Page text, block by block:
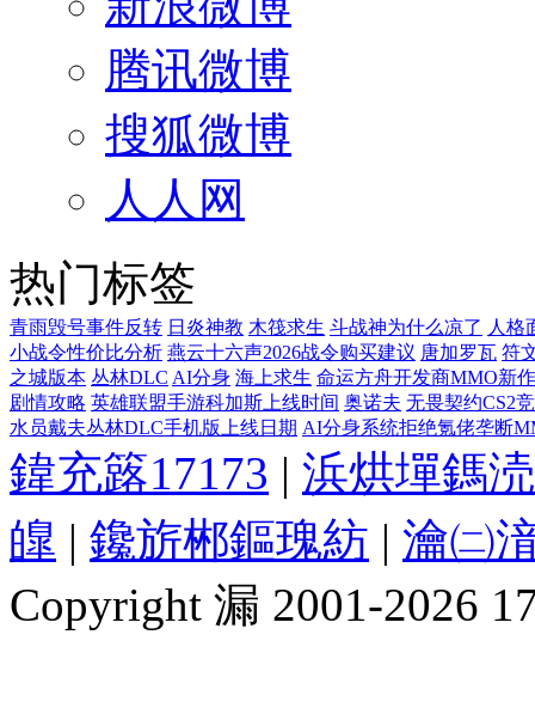
腾讯微博
搜狐微博
人人网
热门标签
青雨毁号事件反转 日炎神教 木筏求生 斗战神为什么凉了 人格
小战令性价比分析 燕云十六声2026战令购买建议 唐加罗瓦 符
之城版本 丛林DLC AI分身 海上求生 命运方舟开发商MMO新
剧情攻略 英雄联盟手游科加斯上线时间 奥诺夫 无畏契约CS2
水员戴夫丛林DLC手机版上线日期 AI分身系统拒绝氪佬垄断
鍏充簬17173 | 浜烘墠鎷
皥 | 鑱旂郴鏂瑰紡 | 瀹㈡
Copyright 漏 2001-2026